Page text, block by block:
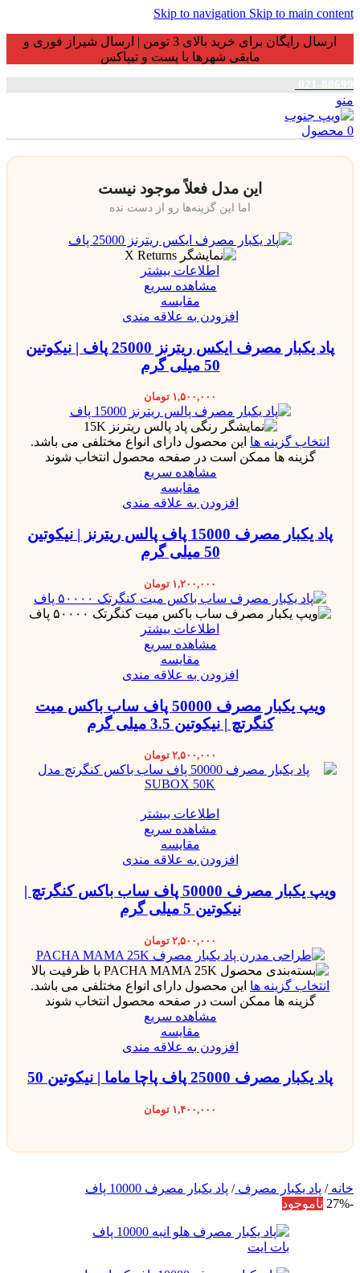
Skip to navigation Skip to main content
ارسال رایگان برای خرید بالای 3 تومن | ارسال شیراز فوری و
مابقی شهرها با پست و تیپاکس
منو
0 محصول
این مدل فعلاً موجود نیست
اما این گزینه‌ها رو از دست نده
اطلاعات بیشتر
مشاهده سریع
مقایسه
افزودن به علاقه مندی
پاد یکبار مصرف ایکس ریترنز 25000 پاف | نیکوتین
50 میلی گرم
۱,۵۰۰,۰۰۰ تومان
انتخاب گزینه ها این محصول دارای انواع مختلفی می باشد.
گزینه ها ممکن است در صفحه محصول انتخاب شوند
مشاهده سریع
مقایسه
افزودن به علاقه مندی
پاد یکبار مصرف 15000 پاف پالس ریترنز | نیکوتین
50 میلی گرم
۱,۲۰۰,۰۰۰ تومان
اطلاعات بیشتر
مشاهده سریع
مقایسه
افزودن به علاقه مندی
ویپ یکبار مصرف 50000 پاف ساب باکس میت
کنگرتچ | نیکوتین 3.5 میلی گرم
۲,۵۰۰,۰۰۰ تومان
اطلاعات بیشتر
مشاهده سریع
مقایسه
افزودن به علاقه مندی
ویپ یکبار مصرف 50000 پاف ساب باکس کنگرتچ |
نیکوتین 5 میلی گرم
۲,۵۰۰,۰۰۰ تومان
انتخاب گزینه ها این محصول دارای انواع مختلفی می باشد.
گزینه ها ممکن است در صفحه محصول انتخاب شوند
مشاهده سریع
مقایسه
افزودن به علاقه مندی
پاد یکبار مصرف 25000 پاف پاچا ماما | نیکوتین 50
۱,۴۰۰,۰۰۰ تومان
خانه/ پاد یکبار مصرف/ پاد یکبار مصرف 10000 پاف
-27%
ناموجود